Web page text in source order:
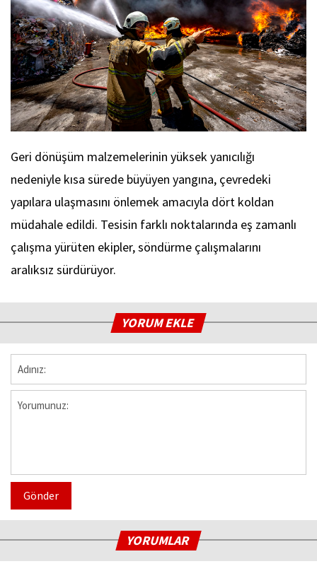
Geri dönüşüm malzemelerinin yüksek yanıcılığı
nedeniyle kısa sürede büyüyen yangına, çevredeki
yapılara ulaşmasını önlemek amacıyla dört koldan
müdahale edildi. Tesisin farklı noktalarında eş zamanlı
çalışma yürüten ekipler, söndürme çalışmalarını
aralıksız sürdürüyor.
YORUM EKLE
Gönder
YORUMLAR